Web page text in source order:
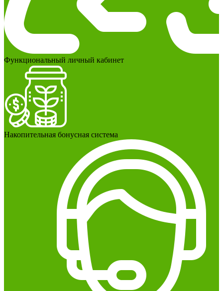
Функциональный личный кабинет
Накопительная бонусная система